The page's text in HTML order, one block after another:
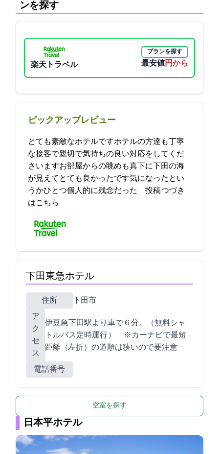
ンを探す
楽天トラベル
プランを探す
最安値9322円から
ピックアップレビュー
とても素敵なホテルですホテルの方達も丁寧
な接客で親切で気持ちの良い対応をしてくだ
さいますお部屋からの眺めも真下に下田の海
が見えてとても良かったです気になったとい
うかひとつ個人的に残念だった… 2024-04-19 11:44:31投稿つづき
はこちら
下田東急ホテル
住所
下田市5-12-1
ア
ク
セ
ス
伊豆急下田駅より車で６分。（無料シャ
トルバス定時運行 ） ※カーナビで最短
距離（LAWSON左折）の道順は狭いので要注意
電話番号
空室を探す
日本平ホテル